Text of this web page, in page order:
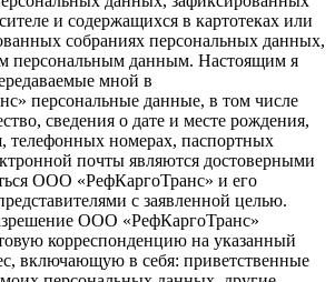
и содержащихся в картотеках или
собраниях персональных данных,
персональным данным. Настоящим я
мной в
персональные данные, в том числе
сведения о дате и месте рождения,
телефонных номерах, паспортных
почты являются достоверными
ООО «РефКаргоТранс» и его
с заявленной целью.
ООО «РефКаргоТранс»
корреспонденцию на указанный
включающую в себя: приветственные